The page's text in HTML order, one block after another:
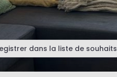
dans la liste de souhaits